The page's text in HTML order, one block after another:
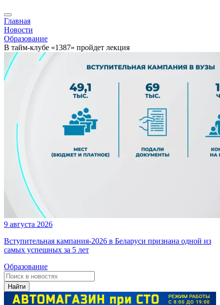
Главная
Новости
Образование
В тайм-клубе «1387» пройдет лекция
9 августа 2026
Вступительная кампания-2026 в Беларуси признана одной из
самых успешных за 5 лет
Образование
Найти